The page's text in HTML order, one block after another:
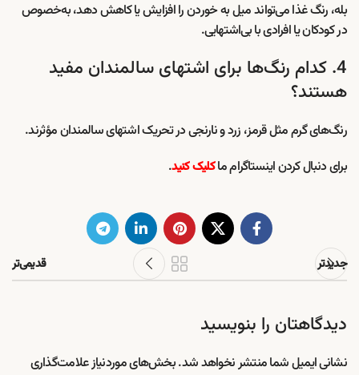
بله، رنگ غذا می‌تواند میل به خوردن را افزایش یا کاهش دهد، به‌خصوص
در کودکان یا افرادی با بی‌اشتهایی.
4. کدام رنگ‌ها برای اشتهای سالمندان مفید
هستند؟
رنگ‌های گرم مثل قرمز، زرد و نارنجی در تحریک اشتهای سالمندان مؤثرند.
برای دنبال کردن اینستاگرام ماکلیک کنید.
جدیدتر قدیمی‌تر
دیدگاهتان را بنویسید
نشانی ایمیل شما منتشر نخواهد شد.بخش‌های موردنیاز علامت‌گذاری